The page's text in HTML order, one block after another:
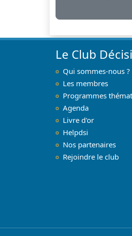
Le Club
Qui sommes-nous ?
Les membres
Programmes
Agenda
Livre d'or
Helpdsi
Nos partenaires
Rejoindre le club